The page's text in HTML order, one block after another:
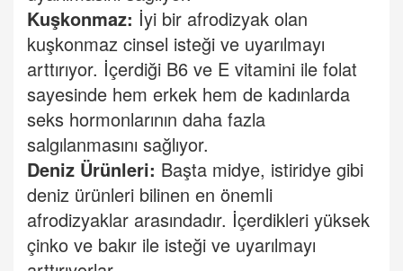
Kuşkonmaz: İyi bir afrodizyak olan
kuşkonmaz cinsel isteği ve uyarılmayı
arttırıyor. İçerdiği B6 ve E vitamini ile folat
sayesinde hem erkek hem de kadınlarda
seks hormonlarının daha fazla
salgılanmasını sağlıyor.
Deniz Ürünleri: Başta midye, istiridye gibi
deniz ürünleri bilinen en önemli
afrodizyaklar arasındadır. İçerdikleri yüksek
çinko ve bakır ile isteği ve uyarılmayı